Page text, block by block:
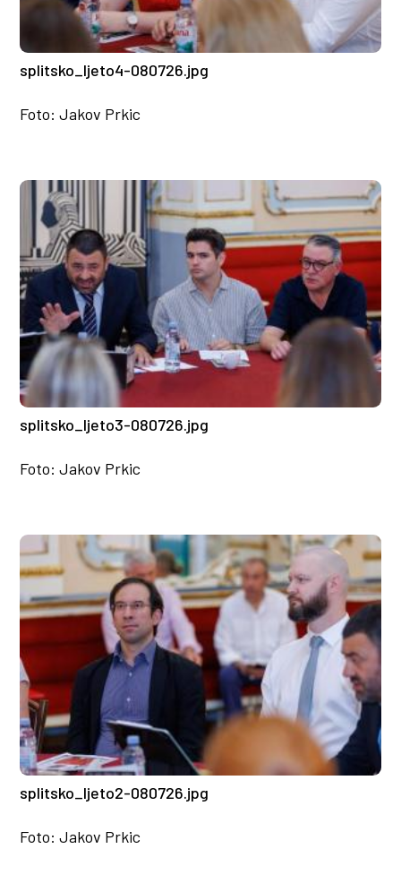
splitsko_ljeto4-080726.jpg
Foto: Jakov Prkic
splitsko_ljeto3-080726.jpg
Foto: Jakov Prkic
splitsko_ljeto2-080726.jpg
Foto: Jakov Prkic